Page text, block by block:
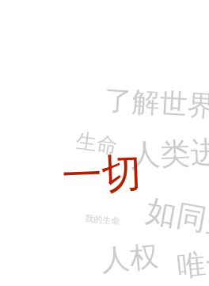
人类
如
人权
了解世
生命
我的生命
一切